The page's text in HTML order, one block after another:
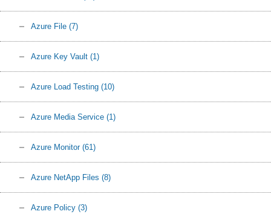
Azure File (7)
Azure Key Vault (1)
Azure Load Testing (10)
Azure Media Service (1)
Azure Monitor (61)
Azure NetApp Files (8)
Azure Policy (3)